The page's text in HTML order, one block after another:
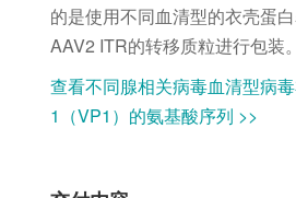
的是使用不同血清型的衣壳蛋
AAV2 ITR的转移质粒进行包装。
查看不同腺相关病毒血清型病
1（VP1）的氨基酸序列 >>